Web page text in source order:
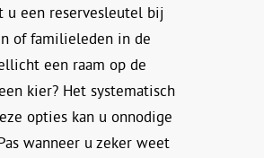
u een reservesleutel bij
of familieleden in de
een raam op de
kier? Het systematisch
opties kan u onnodige
wanneer u zeker weet